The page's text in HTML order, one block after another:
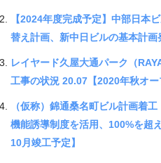
【2024年度完成予定】中部日本
替え計画、新中日ビルの基本計画
レイヤード久屋大通パーク（
工事の状況 20.07【2020年秋オー
（仮称）錦通桑名町ビル計画着
機能誘導制度を活用、100%を超
10月竣工予定】